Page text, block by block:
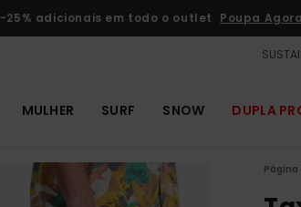
-25% adicionais em todo o outlet Poupa Agora
MULHER SURF SNOW DUPLA
Página